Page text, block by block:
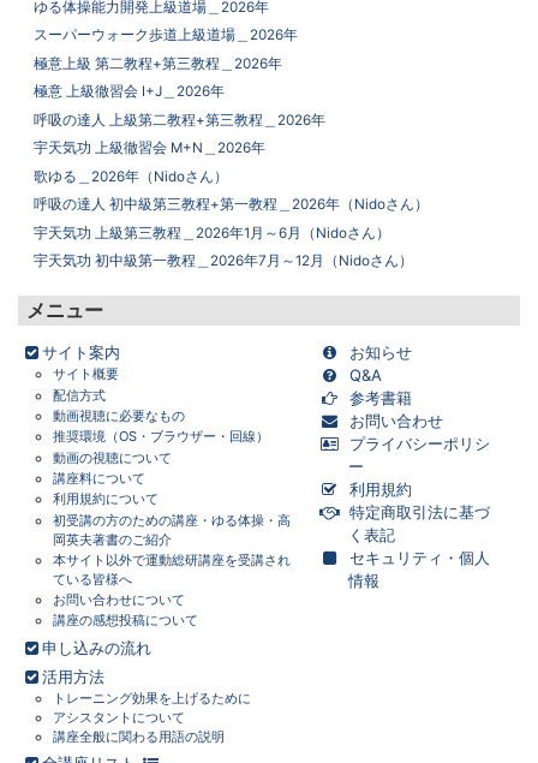
画面をクリックすると元に戻ります。
ゆる体操能力開発上級道場＿2026年
スーパーウォーク歩道上級道場＿2026年
極意上級 第二教程+第三教程＿2026年
極意 上級徹習会 I+J＿2026年
呼吸の達人 上級第二教程+第三教程＿2026年
宇天気功 上級徹習会 M+N＿2026年
歌ゆる＿2026年（Nidoさん）
呼吸の達人 初中級第三教程+第一教程＿2026年（Nidoさん）
宇天気功 上級第三教程＿2026年1月～6月（Nidoさん）
宇天気功 初中級第一教程＿2026年7月～12月（Nidoさん）
メニュー
サイト案内
サイト概要
配信方式
動画視聴に必要なもの
推奨環境（OS・ブラウザー・回線）
動画の視聴について
講座料について
利用規約について
初受講の方のための講座・ゆる体操・高
岡英夫著書のご紹介
本サイト以外で運動総研講座を受講され
ている皆様へ
お問い合わせについて
講座の感想投稿について
申し込みの流れ
活用方法
トレーニング効果を上げるために
アシスタントについて
講座全般に関わる用語の説明
お知らせ
Q&A
参考書籍
お問い合わせ
プライバシーポリシ
ー
利用規約
特定商取引法に基づ
く表記
セキュリティ・個人
情報